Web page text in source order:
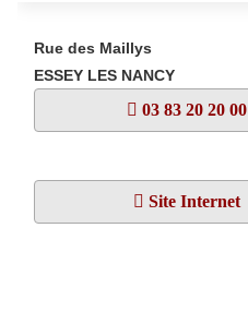
Rue des Maillys
ESSEY LES NANCY
03 83 20 20 00
Site Internet